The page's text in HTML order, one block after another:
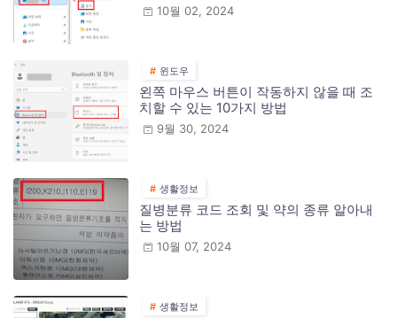
10월 02, 2024
윈도우
왼쪽 마우스 버튼이 작동하지 않을 때 조
치할 수 있는 10가지 방법
9월 30, 2024
생활정보
질병분류 코드 조회 및 약의 종류 알아내
는 방법
10월 07, 2024
생활정보